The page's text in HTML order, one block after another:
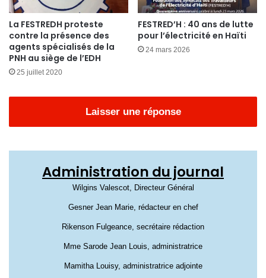
La FESTREDH proteste
contre la présence des
agents spécialisés de la
PNH au siège de l’EDH
25 juillet 2020
FESTRED’H : 40 ans de lutte
pour l’électricité en Haïti
24 mars 2026
Laisser une réponse
Administration du journal
Wilgins Valescot, Directeur Général
Gesner Jean Marie, rédacteur en chef
Rikenson Fulgeance, secrétaire rédaction
Mme Sarode Jean Louis, administratrice
Mamitha Louisy, administratrice adjointe